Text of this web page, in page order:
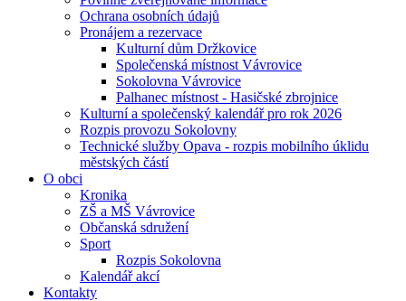
Ochrana osobních údajů
Pronájem a rezervace
Kulturní dům Držkovice
Společenská místnost Vávrovice
Sokolovna Vávrovice
Palhanec místnost - Hasičské zbrojnice
Kulturní a společenský kalendář pro rok 2026
Rozpis provozu Sokolovny
Technické služby Opava - rozpis mobilního úklidu
městských částí
O obci
Kronika
ZŠ a MŠ Vávrovice
Občanská sdružení
Sport
Rozpis Sokolovna
Kalendář akcí
Kontakty